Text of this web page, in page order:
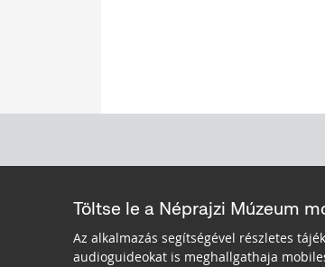
Töltse le a Néprajzi Múzeum
Az alkalmazás segítségével részletes
audioguideokat is meghallgathaja